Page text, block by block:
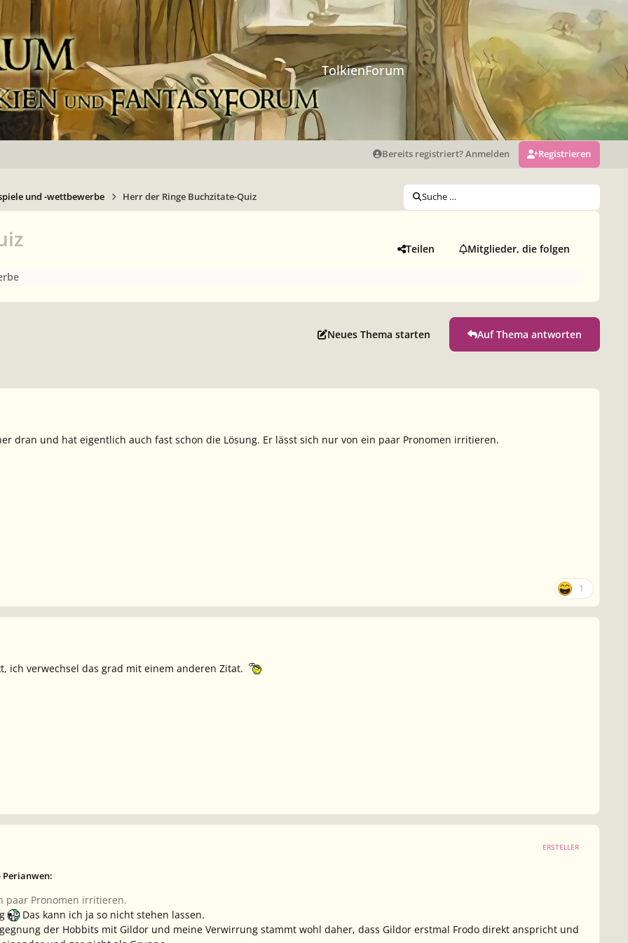
TolkienForum
Bereits registriert? Anmelden Registrieren
und -wettbewerbe Herr der Ringe Buchzitate-Quiz Suche …
Teilen Mitglieder, die folgen
Neues Thema starten Auf Thema antworten
dran und hat eigentlich auch fast schon die Lösung. Er lässt sich nur von ein paar Pronomen irritieren.
1
ich verwechsel das grad mit einem anderen Zitat.
ERSTELLER
Perianwen:
paar Pronomen irritieren.
Das kann ich ja so nicht stehen lassen.
der Hobbits mit Gildor und meine Verwirrung stammt wohl daher, dass Gildor erstmal Frodo direkt anspricht und